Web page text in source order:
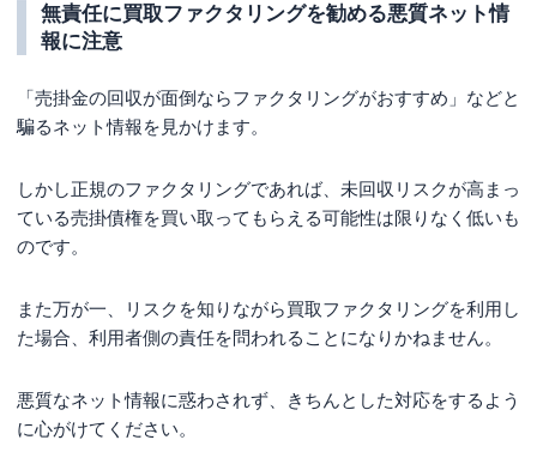
無責任に買取ファクタリングを勧める悪質ネット情
報に注意
「売掛金の回収が面倒ならファクタリングがおすすめ」などと
騙るネット情報を見かけます。
しかし正規のファクタリングであれば、未回収リスクが高まっ
ている売掛債権を買い取ってもらえる可能性は限りなく低いも
のです。
また万が一、リスクを知りながら買取ファクタリングを利用し
た場合、利用者側の責任を問われることになりかねません。
悪質なネット情報に惑わされず、きちんとした対応をするよう
に心がけてください。